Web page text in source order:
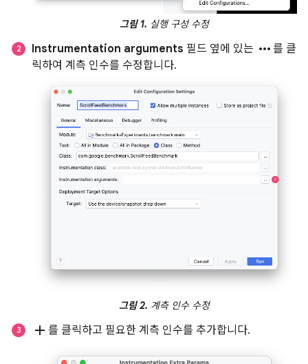
그림 1. 실행 구성 수정
Instrumentation arguments 필드 옆에 있는 more_horiz 를 클
릭하여 계측 인수를 수정합니다.
그림 2. 계측 인수 수정
add 를 클릭하고 필요한 계측 인수를 추가합니다.